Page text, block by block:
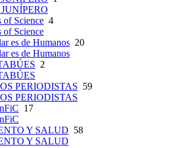
of Science 4
of Science
es de Humanos 20
es de Humanos
2
PERIODISTAS 59
PERIODISTAS
17
Y SALUD 58
Y SALUD